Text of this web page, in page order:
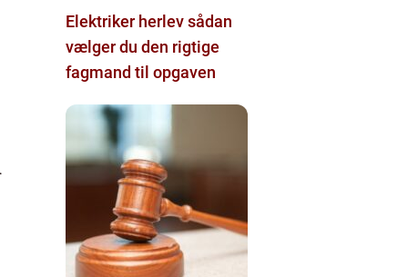
Elektriker herlev sådan
vælger du den rigtige
fagmand til opgaven